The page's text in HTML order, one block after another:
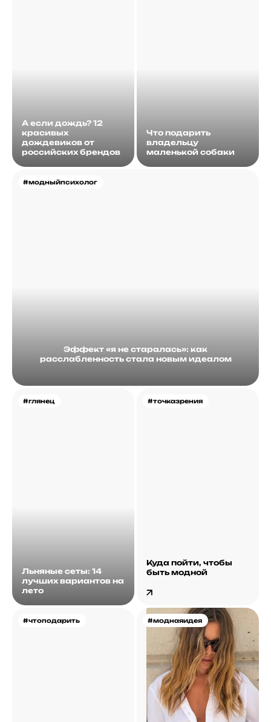
А если дождь? 12
красивых
дождевиков от
российских брендов
#модныйпсихолог
Эффект «я не старалась»: как
расслабленность стала новым идеалом
Что подарить
владельцу
маленькой собаки
#глянец
Льняные сеты: 14
лучших вариантов на
лето
#точказрения
Куда пойти, чтобы
быть модной
#чтоподарить #моднаяидея